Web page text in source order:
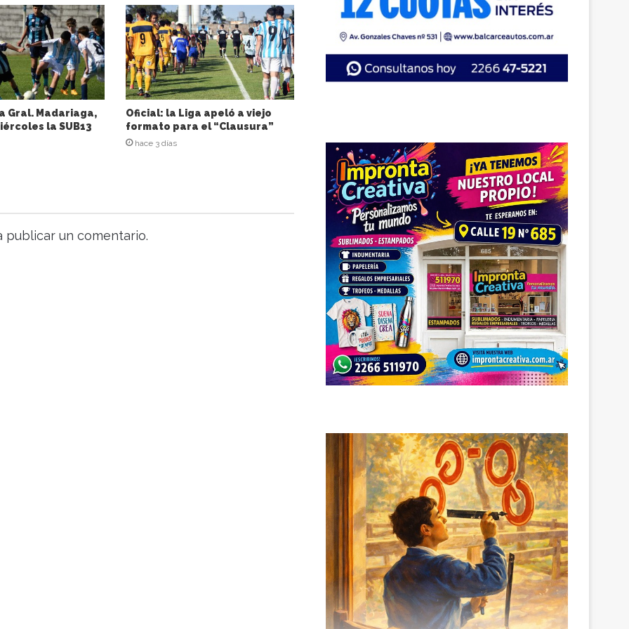
Gral. Madariaga,
la SUB13
Oficial: la Liga apeló a viejo
formato para el “Clausura”
hace 3 días
publicar un comentario.